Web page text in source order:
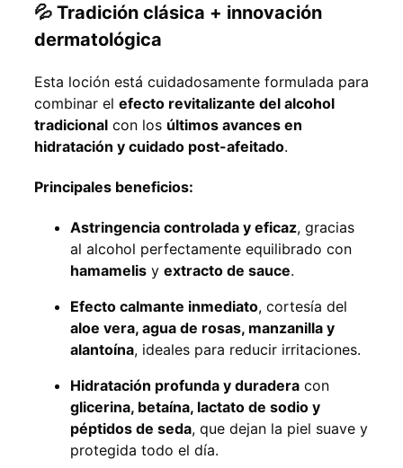
💦 Tradición clásica + innovación
dermatológica
Esta loción está cuidadosamente formulada para
combinar el efecto revitalizante del alcohol
tradicional con los últimos avances en
hidratación y cuidado post-afeitado.
Principales beneficios:
Astringencia controlada y eficaz, gracias
al alcohol perfectamente equilibrado con
hamamelis y extracto de sauce.
Efecto calmante inmediato, cortesía del
aloe vera, agua de rosas, manzanilla y
alantoína, ideales para reducir irritaciones.
Hidratación profunda y duradera con
glicerina, betaína, lactato de sodio y
péptidos de seda, que dejan la piel suave y
protegida todo el día.